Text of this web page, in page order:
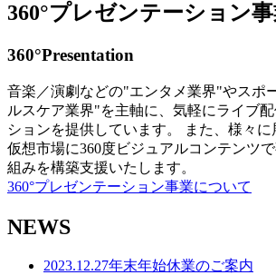
360°プレゼンテーション
360°Presentation
音楽／演劇などの"エンタメ業界"やスポ
ルスケア業界"を主軸に、気軽にライブ
ションを提供しています。 また、様々
仮想市場に360度ビジュアルコンテンツ
組みを構築支援いたします。
360°プレゼンテーション事業について
NEWS
2023.12.27年末年始休業のご案内